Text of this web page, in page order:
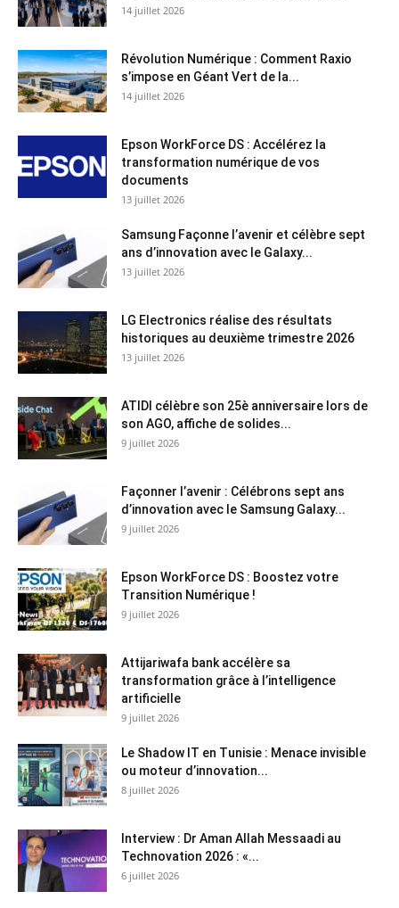
14 juillet 2026
Révolution Numérique : Comment Raxio
s’impose en Géant Vert de la...
14 juillet 2026
Epson WorkForce DS : Accélérez la
transformation numérique de vos
documents
13 juillet 2026
Samsung Façonne l’avenir et célèbre sept
ans d’innovation avec le Galaxy...
13 juillet 2026
LG Electronics réalise des résultats
historiques au deuxième trimestre 2026
13 juillet 2026
ATIDI célèbre son 25è anniversaire lors de
son AGO, affiche de solides...
9 juillet 2026
Façonner l’avenir : Célébrons sept ans
d’innovation avec le Samsung Galaxy...
9 juillet 2026
Epson WorkForce DS : Boostez votre
Transition Numérique !
9 juillet 2026
Attijariwafa bank accélère sa
transformation grâce à l’intelligence
artificielle
9 juillet 2026
Le Shadow IT en Tunisie : Menace invisible
ou moteur d’innovation...
8 juillet 2026
Interview : Dr Aman Allah Messaadi au
Technovation 2026 : «...
6 juillet 2026